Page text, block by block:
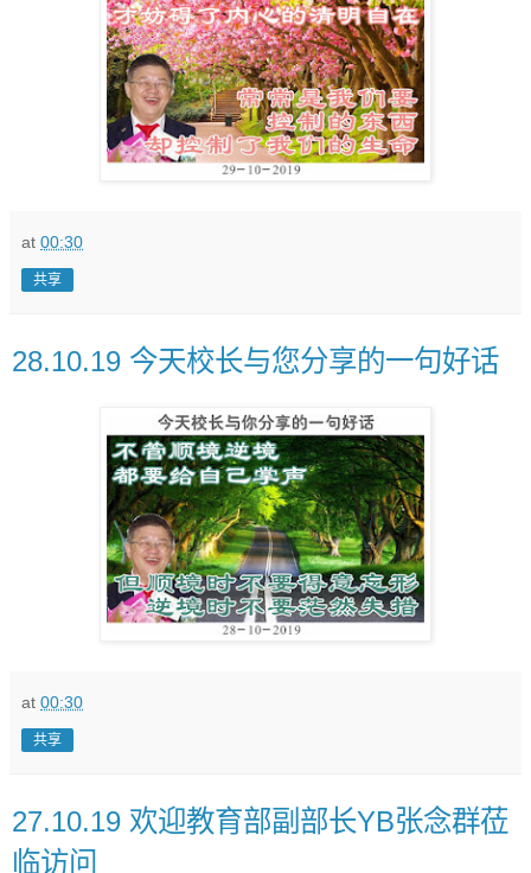
at 00:30
共享
28.10.19 今天校长与您分享的一句好话
at 00:30
共享
27.10.19 欢迎教育部副部长YB张念群莅
临访问